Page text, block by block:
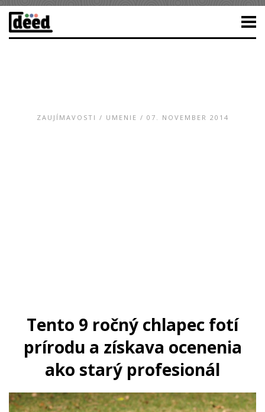
ZAUJÍMAVOSTI / UMENIE / 07. NOVEMBER 2014
Tento 9 ročný chlapec fotí
prírodu a získava ocenenia
ako starý profesionál